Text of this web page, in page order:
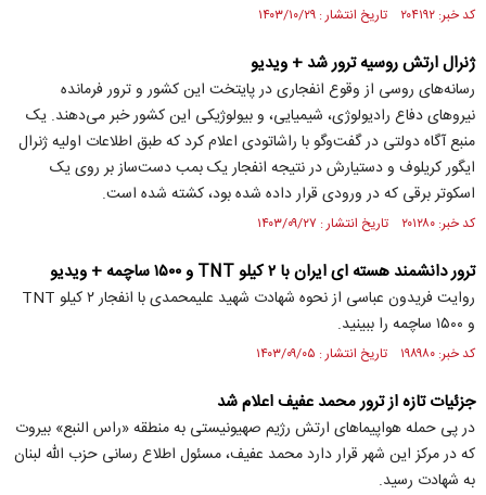
کد خبر: ۲۰۴۱۹۲ تاریخ انتشار : ۱۴۰۳/۱۰/۲۹
ژنرال ارتش روسیه ترور شد + ویدیو
رسانه‌های روسی از وقوع انفجاری در پایتخت این کشور و ترور فرمانده
نیروهای دفاع رادیولوژی، شیمیایی، و بیولوژیکی این کشور خبر می‌دهند. یک
منبع آگاه دولتی در گفت‌وگو با راشاتودی اعلام کرد که طبق اطلاعات اولیه ژنرال
ایگور کریلوف و دستیارش در نتیجه انفجار یک بمب دست‌ساز بر روی یک
اسکوتر برقی که در ورودی قرار داده شده بود، کشته شده است.
کد خبر: ۲۰۱۲۸۰ تاریخ انتشار : ۱۴۰۳/۰۹/۲۷
ترور دانشمند هسته ای ایران با ۲ کیلو TNT و ۱۵۰۰ ساچمه + ویدیو
روایت فریدون عباسی از نحوه شهادت شهید علیمحمدی با انفجار ۲ کیلو TNT
و ۱۵۰۰ ساچمه را ببینید.
کد خبر: ۱۹۸۹۸۰ تاریخ انتشار : ۱۴۰۳/۰۹/۰۵
جزئیات تازه از ترور محمد عفیف اعلام شد
در پی حمله هواپیماهای ارتش رژیم صهیونیستی به منطقه «راس النبع» بیروت
که در مرکز این شهر قرار دارد محمد عفیف، مسئول اطلاع رسانی حزب الله لبنان
به شهادت رسید.